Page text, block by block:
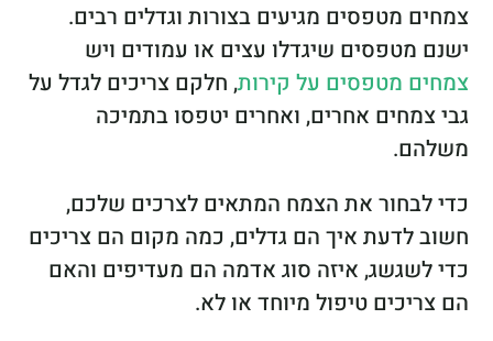
צמחים מטפסים מגיעים בצורות וגדלים רבים.
ישנם מטפסים שיגדלו עצים או עמודים ויש
צמחים מטפסים על קירות, חלקם צריכים לגדל על
גבי צמחים אחרים, ואחרים יטפסו בתמיכה
משלהם.
כדי לבחור את הצמח המתאים לצרכים שלכם,
חשוב לדעת איך הם גדלים, כמה מקום הם צריכים
כדי לשגשג, איזה סוג אדמה הם מעדיפים והאם
הם צריכים טיפול מיוחד או לא.